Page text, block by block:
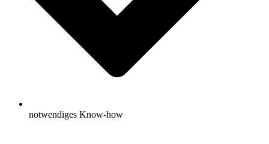
notwendiges Know-how